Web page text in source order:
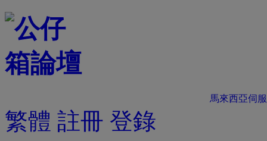
馬來西亞伺
繁體 註冊 登錄